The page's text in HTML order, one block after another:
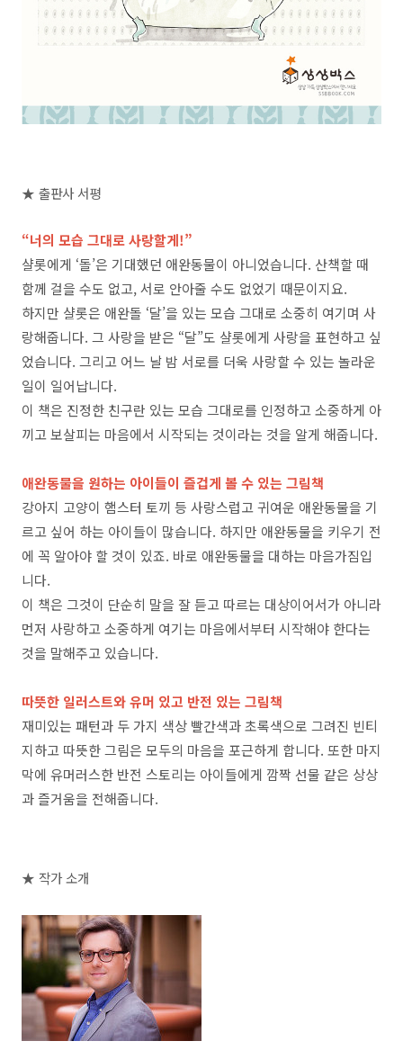
★ 출판사 서평
“너의 모습 그대로 사랑할게!”
샬롯에게 ‘돌’은 기대했던 애완동물이 아니었습니다. 산책할 때
함께 걸을 수도 없고, 서로 안아줄 수도 없었기 때문이지요.
하지만 샬롯은 애완돌 ‘달’을 있는 모습 그대로 소중히 여기며 사
랑해줍니다. 그 사랑을 받은 “달”도 샬롯에게 사랑을 표현하고 싶
었습니다. 그리고 어느 날 밤 서로를 더욱 사랑할 수 있는 놀라운
일이 일어납니다.
이 책은 진정한 친구란 있는 모습 그대로를 인정하고 소중하게 아
끼고 보살피는 마음에서 시작되는 것이라는 것을 알게 해줍니다.
애완동물을 원하는 아이들이 즐겁게 볼 수 있는 그림책
강아지 고양이 햄스터 토끼 등 사랑스럽고 귀여운 애완동물을 기
르고 싶어 하는 아이들이 많습니다. 하지만 애완동물을 키우기 전
에 꼭 알아야 할 것이 있죠. 바로 애완동물을 대하는 마음가짐입
니다.
이 책은 그것이 단순히 말을 잘 듣고 따르는 대상이어서가 아니라
먼저 사랑하고 소중하게 여기는 마음에서부터 시작해야 한다는
것을 말해주고 있습니다.
따뜻한 일러스트와 유머 있고 반전 있는 그림책
재미있는 패턴과 두 가지 색상 빨간색과 초록색으로 그려진 빈티
지하고 따뜻한 그림은 모두의 마음을 포근하게 합니다. 또한 마지
막에 유머러스한 반전 스토리는 아이들에게 깜짝 선물 같은 상상
과 즐거움을 전해줍니다.
★ 작가 소개